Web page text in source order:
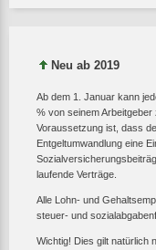
Neu ab 2019
Ab dem 1. Januar kann
% von seinem
Voraussetzung ist, dass
Entgeltumwandlung eine
laufende Verträge.
Alle Lohn- und
steuer- und
Wichtig! Dies gilt natürlich